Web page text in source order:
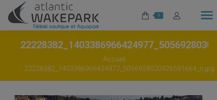
0
Accueil
22228382_1403386966424977_5056928030426591664_n.jpg